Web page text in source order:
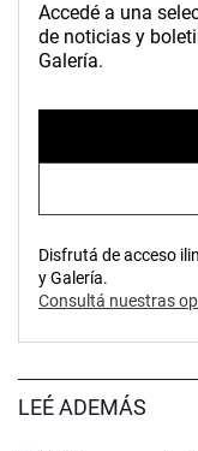
Accedé a una
de noticias y
Galería.
Disfrutá de acceso
y Galería.
Consultá nuestras
LEÉ ADEMÁS